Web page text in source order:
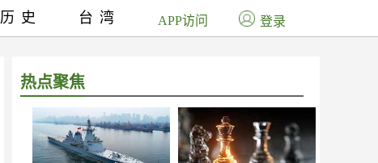
热点聚焦
历史 台湾 APP访问 登录